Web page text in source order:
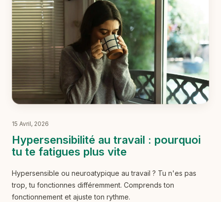
15 Avril, 2026
Hypersensibilité au travail : pourquoi
tu te fatigues plus vite
Hypersensible ou neuroatypique au travail ? Tu n'es pas
trop, tu fonctionnes différemment. Comprends ton
fonctionnement et ajuste ton rythme.